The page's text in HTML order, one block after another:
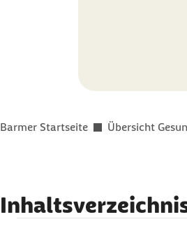
Sie befinden sich hier:
Barmer Startseite Übersicht